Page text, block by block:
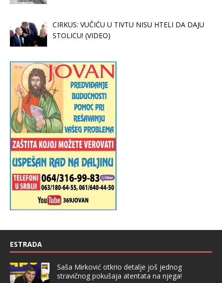
CIRKUS: VUČIĆU U TIVTU NISU HTELI DA DAJU
STOLICU! (VIDEO)
ESTRADA
Saša Mirković otkrio detalje još jednog
stravičnog pokušaja atentata na njega!